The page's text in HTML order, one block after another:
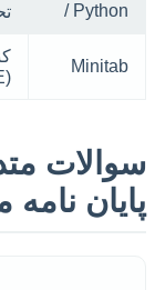
/ Python
Minitab
(DOE) و تحلیل رگرسیون
سوالات
پایان